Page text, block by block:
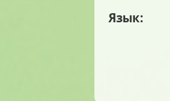
Язык: